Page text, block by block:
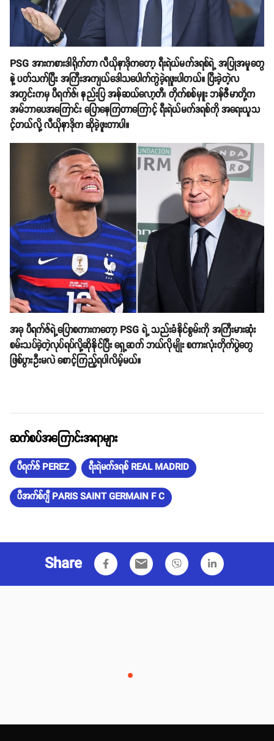
PSG အားကစားဒါရိုက်တာ လီယိုနာဒိုကတော့ ရီးရဲယ်မက်ဒရစ်ရဲ့ အပြုအမူတွေ
နဲ့ ပတ်သက်ပြီး အကြီးအကျယ်ဒေါသပေါက်ကွဲခဲ့ရဖူးပါတယ်။ ပြီးခဲ့တဲ့လ
အတွင်းကမှ ပီရက်ဇ်၊ နည်းပြ အန်ဆယ်လော့တီ၊ တိုက်စစ်မှူး ဘန်ဇီမာတို့က
အမ်ဘာပေအကြောင်း ပြောနေကြတာကြောင့် ရီးရဲယ်မက်ဒရစ်ကို အရေးယူသ
င့်တယ်လို့ လီယိုနာဒိုက ဆိုခဲ့ဖူးတာပါ။
အခု ပီရက်ဇ်ရဲ့ပြောစကားကတော့ PSG ရဲ့ သည်းခံနိုင်စွမ်းကို အကြီးမားဆုံး
စမ်းသပ်ခဲ့တဲ့လုပ်ရပ်လို့ဆိုနိုင်ပြီး ရှေ့ဆက် ဘယ်လိုမျိုး စကားလုံးတိုက်ပွဲတွေ
ဖြစ်ပွားဦးမလဲ စောင့်ကြည့်ရပါလိမ့်မယ်။
ဆက်စပ်အကြောင်းအရာများ
ပီရက်ဇ် PEREZ ရီးရဲမက်ဒရစ် REAL MADRID
ပီအက်စ်ဂျီ PARIS SAINT GERMAIN F C
Share email